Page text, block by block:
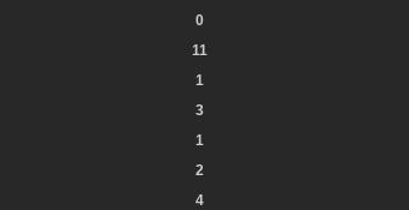
0
11
1
3
1
2
4